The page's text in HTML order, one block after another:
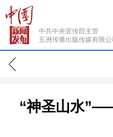
中共中央宣传部主管
五洲传播出版传媒有限
“神圣山水